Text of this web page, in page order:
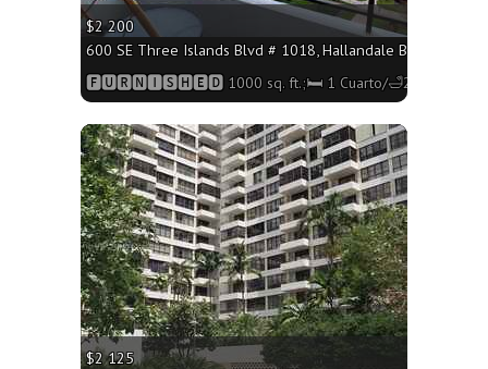
$2 200
600 SE Three Islands Blvd # 1018, Hallandale Beach FL
🅵🆄🆁🅽🅸🆂🅷🅴🅳 1000 sq. ft.;🛏 1 Cuarto/🛁2 Baños
$2 125
More